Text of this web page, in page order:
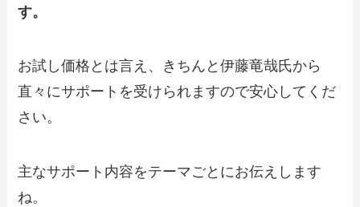
す。
お試し価格とは言え、きちんと伊藤竜哉氏から
直々にサポートを受けられますので安心してくだ
さい。
主なサポート内容をテーマごとにお伝えします
ね。